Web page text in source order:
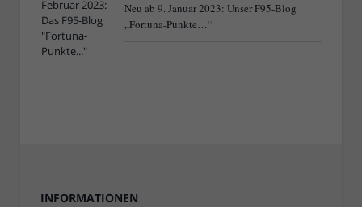
Neu ab 9. Januar 2023: Unser F95-Blog
„Fortuna-Punkte…“
INFORMATIONEN